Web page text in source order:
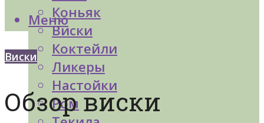
Коньяк
Виски
Коктейли
Ликеры
Настойки
Ром
Меню
Виски
Обзор виски